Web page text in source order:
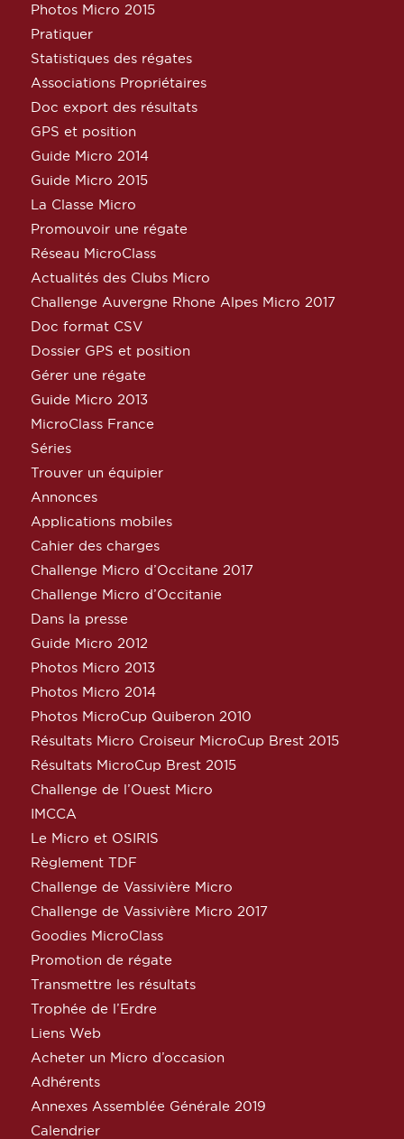
Photos Micro 2015
Pratiquer
Statistiques des régates
Associations Propriétaires
Doc export des résultats
GPS et position
Guide Micro 2014
Guide Micro 2015
La Classe Micro
Promouvoir une régate
Réseau MicroClass
Actualités des Clubs Micro
Challenge Auvergne Rhone Alpes Micro 2017
Doc format CSV
Dossier GPS et position
Gérer une régate
Guide Micro 2013
MicroClass France
Séries
Trouver un équipier
Annonces
Applications mobiles
Cahier des charges
Challenge Micro d’Occitane 2017
Challenge Micro d’Occitanie
Dans la presse
Guide Micro 2012
Photos Micro 2013
Photos Micro 2014
Photos MicroCup Quiberon 2010
Résultats Micro Croiseur MicroCup Brest 2015
Résultats MicroCup Brest 2015
Challenge de l’Ouest Micro
IMCCA
Le Micro et OSIRIS
Règlement TDF
Challenge de Vassivière Micro
Challenge de Vassivière Micro 2017
Goodies MicroClass
Promotion de régate
Transmettre les résultats
Trophée de l’Erdre
Liens Web
Acheter un Micro d’occasion
Adhérents
Annexes Assemblée Générale 2019
Calendrier